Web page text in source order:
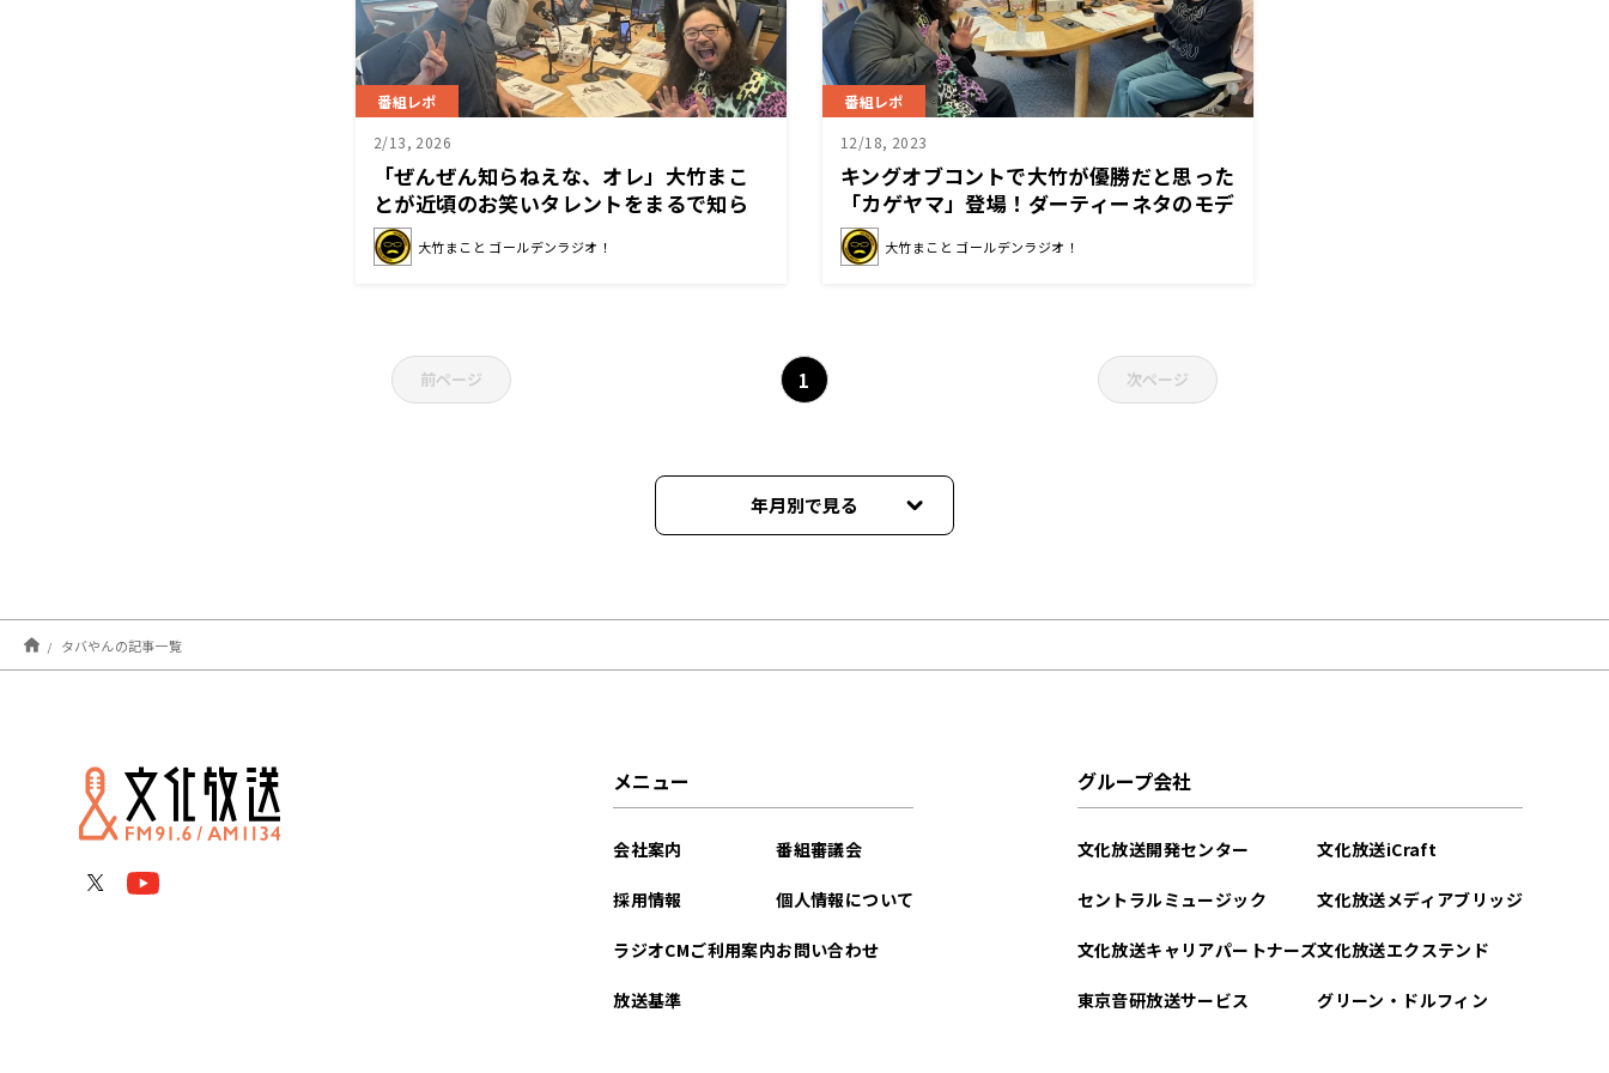
番組レポ
2/13, 2026
「ぜんぜん知らねえな、オレ」大竹まこ
とが近頃のお笑いタレントをまるで知ら
なかった
大竹まこと ゴールデンラジオ！
番組レポ
12/18, 2023
キングオブコントで大竹が優勝だと思った
「カゲヤマ」登場！ダーティーネタのモデ
ルになった人物とは？
大竹まこと ゴールデンラジオ！
前ページ 1 次ページ
年月別で見る
タバやんの記事一覧
メニュー
会社案内
採用情報
ラジオCMご利用案内
放送基準
番組審議会
個人情報について
お問い合わせ
グループ会社
文化放送開発センター
セントラルミュージック
文化放送キャリアパートナーズ
東京音研放送サービス
文化放送iCraft
文化放送メディアブリッジ
文化放送エクステンド
グリーン・ドルフィン